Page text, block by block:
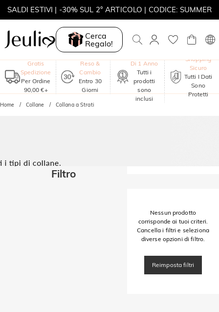
SALDI ESTIVI | -30% SUL 2° ARTICOLO | CODICE: SUMMER
MOVE MY WAY | ACQUISTA 3, COLLANA IN REGALO
Cerca
Regalo!
Gratis
Spedizione
Per Ordine
90,00 €+
Reso &
Cambio
Entro 30
Giorni
Di 1 Anno
Tutti i
prodotti
sono
inclusi
Shopping
Sicuro
Tutti I Dati
Sono
Protetti
Home Collane Collana a Strati
Filtro
Nessun prodotto
corrisponde ai tuoi criteri.
Cancella i filtri e seleziona
diverse opzioni di filtro.
Reimposta filtri